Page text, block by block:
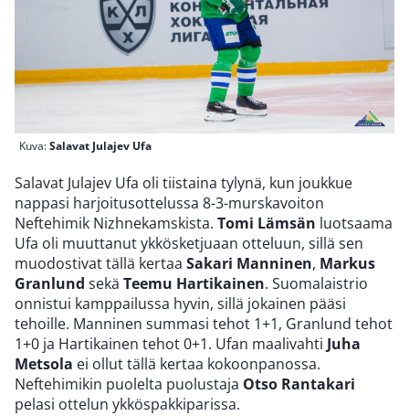
Kuva:Salavat Julajev Ufa
Salavat Julajev Ufa oli tiistaina tylynä, kun joukkue
nappasi harjoitusottelussa 8-3-murskavoiton
Neftehimik Nizhnekamskista. Tomi Lämsän luotsaama
Ufa oli muuttanut ykkösketjuaan otteluun, sillä sen
muodostivat tällä kertaa Sakari Manninen, Markus
Granlund sekä Teemu Hartikainen. Suomalaistrio
onnistui kamppailussa hyvin, sillä jokainen pääsi
tehoille. Manninen summasi tehot 1+1, Granlund tehot
1+0 ja Hartikainen tehot 0+1. Ufan maalivahti Juha
Metsola ei ollut tällä kertaa kokoonpanossa.
Neftehimikin puolelta puolustaja Otso Rantakari
pelasi ottelun ykköspakkiparissa.